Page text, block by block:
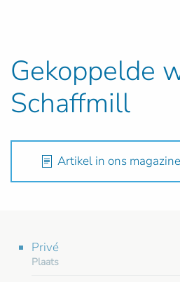
Gekoppelde
Schaffmill
Artikel in ons magazine
Privé
Plaats